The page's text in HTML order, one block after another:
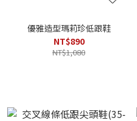
優雅造型瑪莉珍低跟鞋
NT$890
NT$1,080